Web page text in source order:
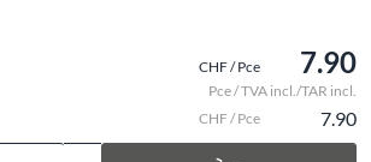
CHF / Pce 7.90
Pce / TVA incl./TAR incl.
CHF / Pce 7.90